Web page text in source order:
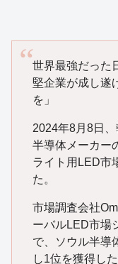
世界最強だった
堅企業が成し遂
を」
2024年8月8日
半導体メーカー
ライト用LED市
た。
市場調査会社
ーバルLED市場
で、ソウル半導
し1位を獲得し